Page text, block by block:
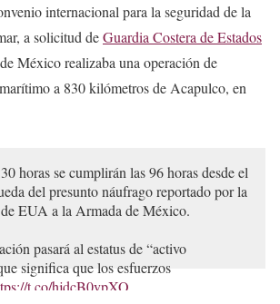
internacional para la seguridad de la
a solicitud deGuardia Costera de Estados
México realizaba una operación de
a 830 kilómetros de Acapulco, en
horas se cumplirán las 96 horas desde el
del presunto náufrago reportado por la
EUA a la Armada de México.
pasará al estatus de “activo
significa que los esfuerzos
t.co/hjdcB0vpXO